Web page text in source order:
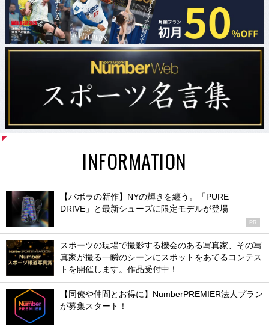
INFORMATION
【バボラの新作】NYの輝きを纏う。「PURE
DRIVE」と最新シューズに限定モデルが登場
PR
スポーツの現場で撮影する機会のある写真家、その写
真家が撮る一瞬のシーンにスポットをあてるコンテス
トを開催します。作品受付中！
【同僚や仲間とお得に】NumberPREMIER法人プラン
が募集スタート！